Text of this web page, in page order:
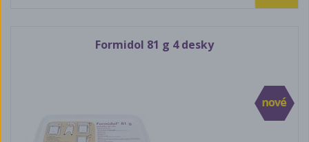
Formidol 81 g 4 desky